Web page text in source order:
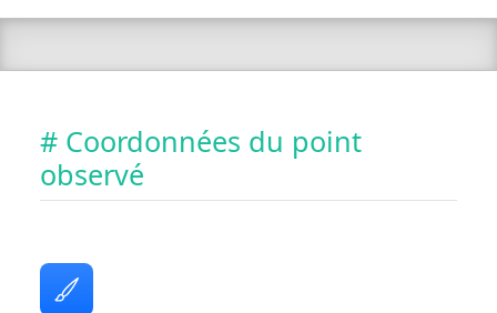
# Coordonnées du point
observé